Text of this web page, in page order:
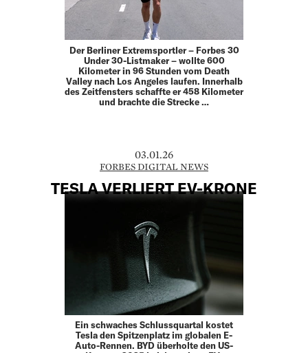
Der Berliner Extremsportler – Forbes 30
Under 30-Listmaker – wollte 600
Kilometer in 96 Stunden vom Death
Valley nach Los Angeles laufen. Innerhalb
des Zeitfensters schaffte er 458 Kilometer
und brachte die Strecke …
03.01.26
FORBES DIGITAL NEWS
TESLA VERLIERT EV-KRONE
Ein schwaches Schlussquartal kostet
Tesla den Spitzenplatz im globalen E-
Auto-Rennen. BYD überholte den US-